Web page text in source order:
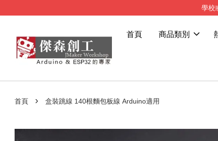
學校
首頁 商品類別
首頁 › 盒裝跳線 140根麵包板線 Arduino適用